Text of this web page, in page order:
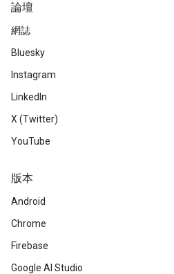
論壇
網誌
Bluesky
Instagram
LinkedIn
X (Twitter)
YouTube
版本
Android
Chrome
Firebase
Google AI Studio